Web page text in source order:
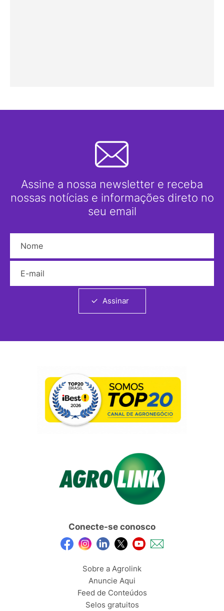
Assine a nossa newsletter e receba
nossas notícias e informações direto no
seu email
Assinar
Conecte-se conosco
Sobre a Agrolink
Anuncie Aqui
Feed de Conteúdos
Selos gratuitos